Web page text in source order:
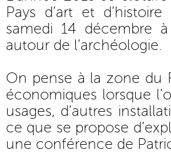
Pays d’art et
samedi 14 décembre
autour de l’archéologie.
On pense à la zone du
économiques lorsque
usages, d’autres
ce que se propose
une conférence de